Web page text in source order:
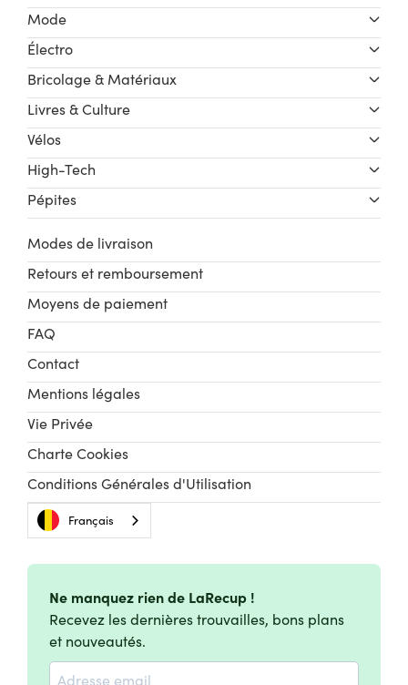
Mode
Électro
Bricolage & Matériaux
Livres & Culture
Vélos
High-Tech
Pépites
Modes de livraison
Retours et remboursement
Moyens de paiement
FAQ
Contact
Mentions légales
Vie Privée
Charte Cookies
Conditions Générales d'Utilisation
Français
Ne manquez rien de LaRecup !
Recevez les dernières trouvailles, bons plans
et nouveautés.